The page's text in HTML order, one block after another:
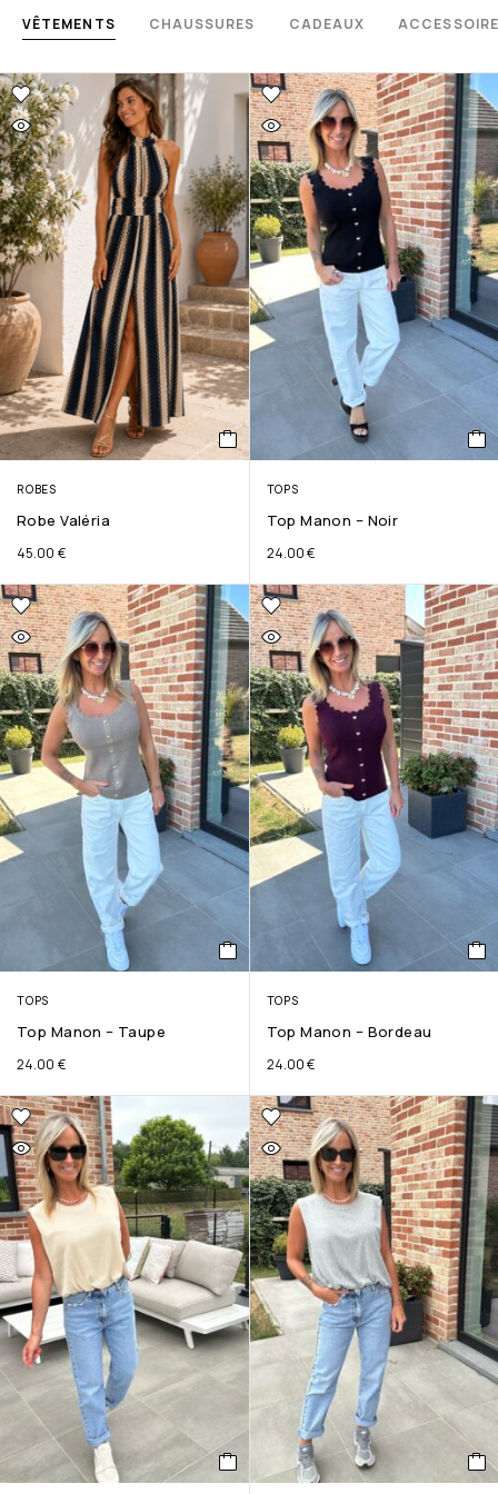
VÊTEMENTS CHAUSSURES CADEAUX
ROBES
Robe Valéria
45.00 €
TOPS
Top Manon – Noir
24.00€
TOPS
Top Manon – Taupe
24.00 €
TOPS
Top Manon – Bordeau
24.00€